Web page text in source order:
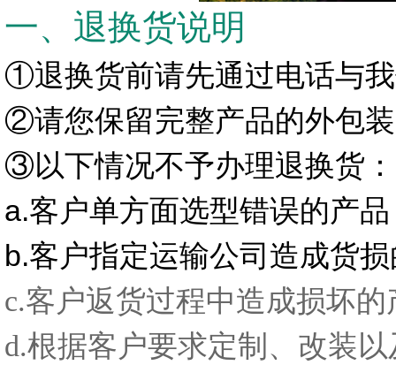
一、退换货说明
①退换货前请先通过电话与
②请您保留完整产品的外包
③以下情况不予办理退换货：
a.客户单方面选型错误的产
b.客户指定运输公司造成货
c.客户返货过程中造成损坏的
d.根据客户要求定制、改装